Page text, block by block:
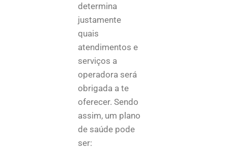
determina
justamente
quais
atendimentos e
serviços a
operadora será
obrigada a te
oferecer. Sendo
assim, um plano
de saúde pode
ser: